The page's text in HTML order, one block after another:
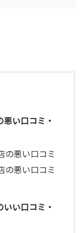
い口コミ・
の悪い口コミ
の悪い口コミ
い口コミ・